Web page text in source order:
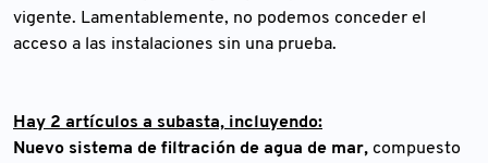
vigente. Lamentablemente, no podemos conceder el
acceso a las instalaciones sin una prueba.
Hay 2 artículos a subasta, incluyendo:
Nuevo sistema de filtración de agua de mar, compuesto